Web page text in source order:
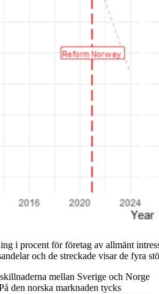
i procent för företag av allmänt
och de streckade visar de fyra
mellan Sverige och Norge
den norska marknaden tycks